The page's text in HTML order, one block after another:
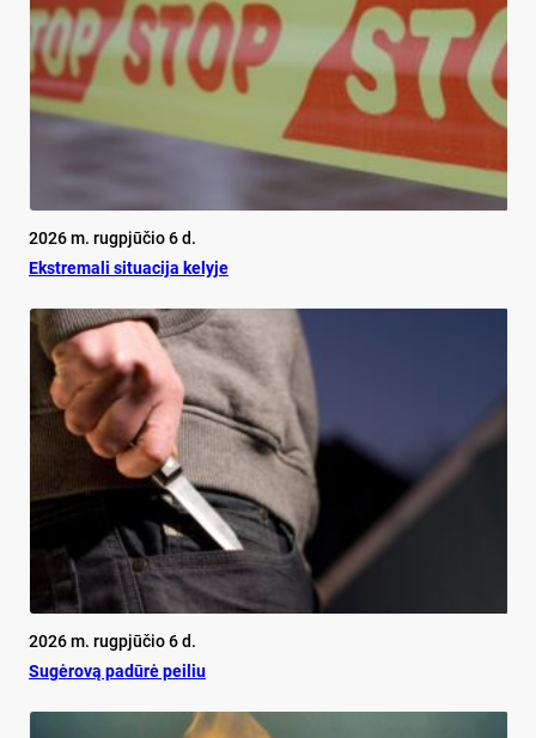
2026 m. rugpjūčio 6 d.
Ekst­re­ma­li si­tua­ci­ja ke­ly­je
2026 m. rugpjūčio 6 d.
Su­gė­ro­vą pa­dū­rė pei­liu